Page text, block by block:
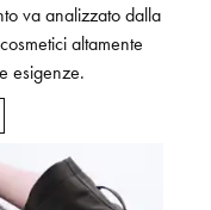
va analizzato dalla
altamente
esigenze.